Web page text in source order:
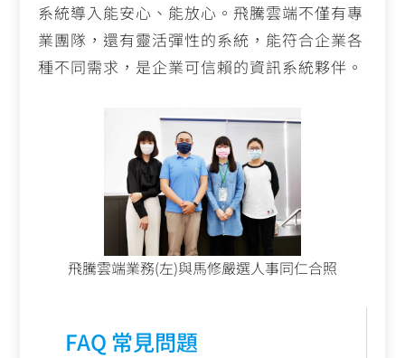
系統導入能安心、能放心。飛騰雲端不僅有專
業團隊，還有靈活彈性的系統，能符合企業各
種不同需求，是企業可信賴的資訊系統夥伴。
飛騰雲端業務(左)與馬修嚴選人事同仁合照
FAQ 常見問題